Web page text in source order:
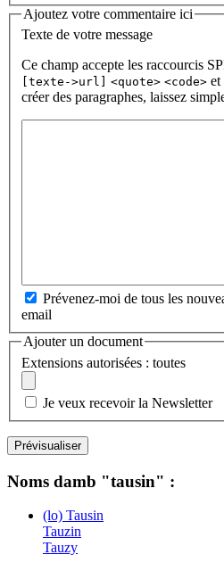
Ajoutez votre commentaire ici
Texte de votre message
Ce champ accepte les raccourcis
[texte->url]
<quote> <code>
créer des paragraphes, laissez
Prévenez-moi de tous les
email
Ajouter un document
Extensions autorisées : toutes
Je veux recevoir la Newsletter
Noms damb "tausin" :
(lo) Tausin
Tauzin
Tauzy